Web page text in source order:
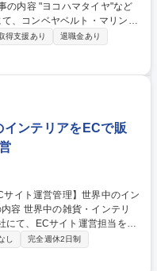
、コンベヤベルト・マリンホ
ア製品を扱う工業資材部門の
■予算の作
～事業部門としてのまとめ作
実績の進捗管理、製造・販売
売各部門とのコミュニケーシ
・販売実績や発生費用の集計
析、及び、実績を踏まえた見
イム上場
得支援あり
退職金あり
インテリアをECで販
にて、ECサイト運営担当をお
・他社ECモールの運営/管理
びながら成長できる環境で
し
完全週休2日制